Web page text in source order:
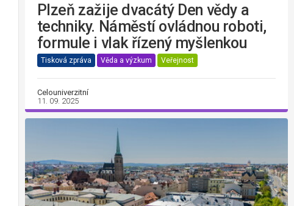
Plzeň zažije dvacátý Den vědy a
techniky. Náměstí ovládnou roboti,
formule i vlak řízený myšlenkou
Tisková zpráva Věda a výzkum Veřejnost
Celouniverzitní
11. 09. 2025